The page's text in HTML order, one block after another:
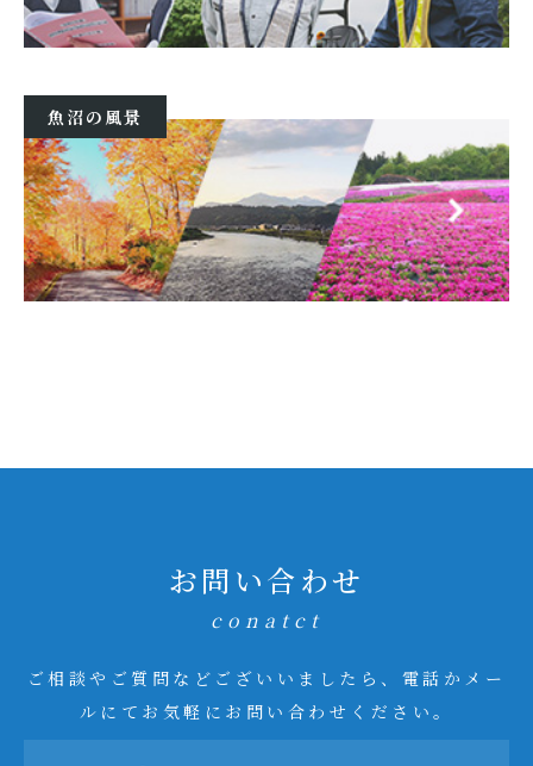
魚沼の風景
お問い合わせ
conatct
ご相談やご質問などございいましたら、電話かメー
ルにてお気軽にお問い合わせください。